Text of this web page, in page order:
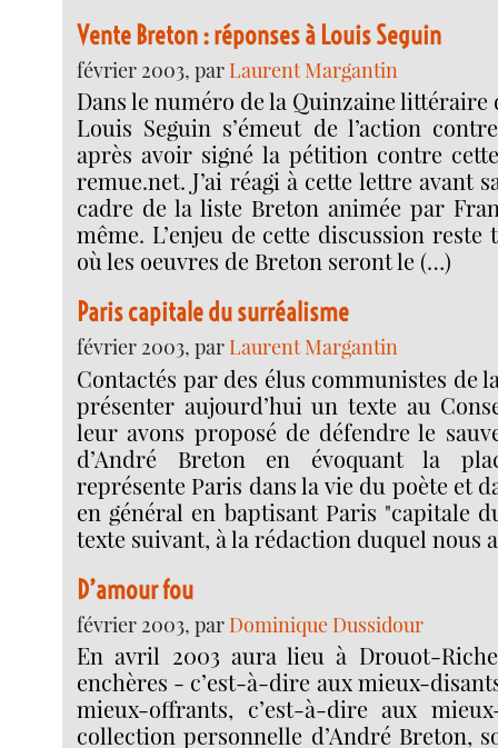
Vente Breton : réponses à Louis Seguin
février 2003, par Laurent Margantin
Dans le numéro de la Quinzaine littéraire
Louis Seguin s’émeut de l’action
après avoir signé la pétition contre
remue.net. J’ai réagi à cette lettre avant
cadre de la liste Breton animée par
même. L’enjeu de cette discussion
où les oeuvres de Breton seront le (…)
Paris capitale du surréalisme
février 2003, par Laurent Margantin
Contactés par des élus communistes de
présenter aujourd’hui un texte au
leur avons proposé de défendre le
d’André Breton en évoquant la
représente Paris dans la vie du poète et
en général en baptisant Paris "capitale
texte suivant, à la rédaction duquel nous
D’amour fou
février 2003, par Dominique Dussidour
En avril 2003 aura lieu à Drouot-
enchères - c’est-à-dire aux mieux-
mieux-offrants, c’est-à-dire aux
collection personnelle d’André Breton,